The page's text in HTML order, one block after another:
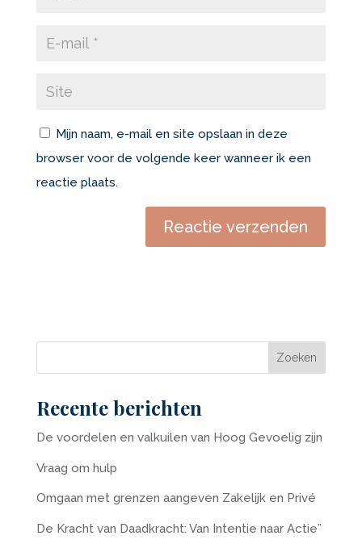
Mijn naam, e-mail en site opslaan in deze
browser voor de volgende keer wanneer ik een
reactie plaats.
Recente berichten
De voordelen en valkuilen van Hoog Gevoelig zijn
Vraag om hulp
Omgaan met grenzen aangeven Zakelijk en Privé
De Kracht van Daadkracht: Van Intentie naar Actie”